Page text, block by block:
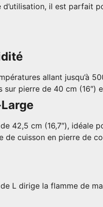
il est parfait
allant jusqu’à
sur pierre de 40 cm (16″)
42,5 cm (16,7″), idéale
de cuisson en pierre de
L dirige la flamme de